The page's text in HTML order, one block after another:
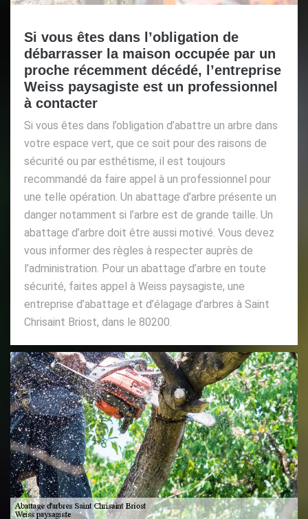
Si vous êtes dans l’obligation de
débarrasser la maison occupée par un
proche récemment décédé, l’entreprise
Weiss paysagiste est un professionnel
à contacter
Si vous êtes dans l’obligation d’abattre un arbre dans
votre espace vert, que ce soit pour des raisons de
sécurité ou par esthétisme, il est toujours
recommandé da faire appel à un professionnel pour
une telle opération. Un abattage d’arbre présente un
danger notamment si l’arbre est de grande taille. Un
abattage d’arbre doit être aussi motivé. Vous devez
vous informer des règles à respecter auprès de
l’administration. Pour un abattage d’arbre en toute
sécurité, faites appel à Weiss paysagiste, une
entreprise d’abattage et d’élagage d’arbres à Saint
Chrisaint Briost, dans le 80200.